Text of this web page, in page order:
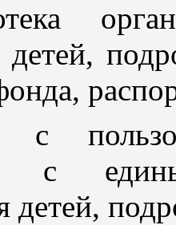
с
детей,